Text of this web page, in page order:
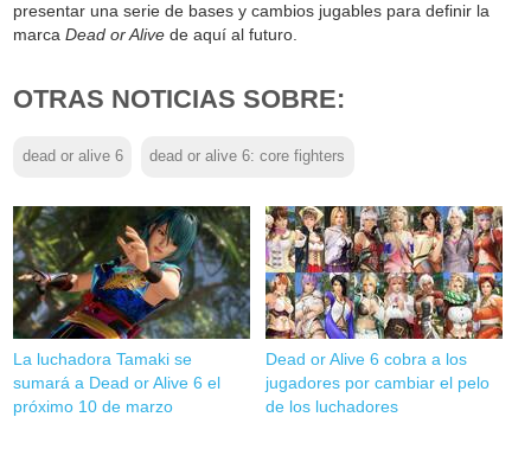
presentar una serie de bases y cambios jugables para definir la
marcaDead or Alive de aquí al futuro.
OTRAS NOTICIAS SOBRE:
dead or alive 6 dead or alive 6: core fighters
La luchadora Tamaki se
sumará a Dead or Alive 6 el
próximo 10 de marzo
Dead or Alive 6 cobra a los
jugadores por cambiar el pelo
de los luchadores